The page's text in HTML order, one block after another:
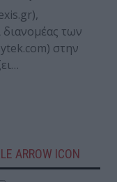
διανομέας των
στην